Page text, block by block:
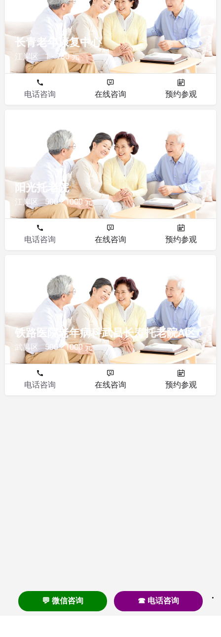
长青老年康复中心
江岸区 1 - 750 元
电话咨询 在线咨询 预约参观
阳光托老院
江岸区 500 - 1000 元
电话咨询 在线咨询 预约参观
铁路医院老年病科武昌长寿托老院A区
武昌区 500 - 1000 元
电话咨询 在线咨询 预约参观
💬 微信咨询 ☎ 电话咨询